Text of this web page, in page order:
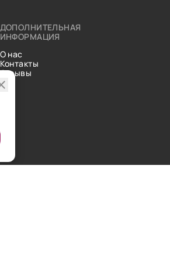
ДОПОЛНИТЕЛЬНАЯ
ИНФОРМАЦИЯ
О нас
Контакты
Отзывы